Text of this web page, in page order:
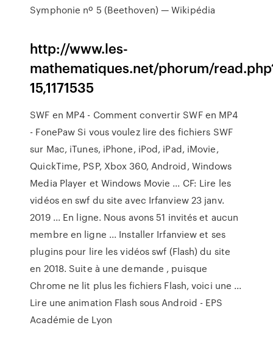
Symphonie nº 5 (Beethoven) — Wikipédia
http://www.les-
mathematiques.net/phorum/
15,1171535
SWF en MP4 - Comment convertir SWF en MP4
- FonePaw Si vous voulez lire des fichiers SWF
sur Mac, iTunes, iPhone, iPod, iPad, iMovie,
QuickTime, PSP, Xbox 360, Android, Windows
Media Player et Windows Movie ... CF: Lire les
vidéos en swf du site avec Irfanview 23 janv.
2019 ... En ligne. Nous avons 51 invités et aucun
membre en ligne ... Installer Irfanview et ses
plugins pour lire les vidéos swf (Flash) du site
en 2018. Suite à une demande , puisque
Chrome ne lit plus les fichiers Flash, voici une ...
Lire une animation Flash sous Android - EPS
Académie de Lyon